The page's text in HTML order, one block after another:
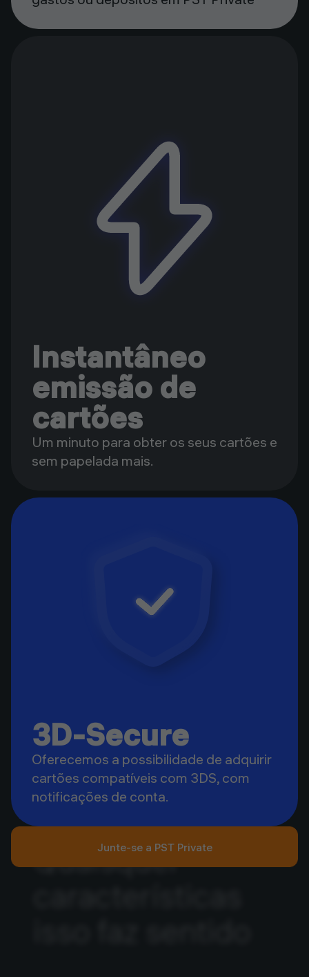
Instantâneo
emissão de
cartões
Um minuto para obter os seus cartões e
sem papelada mais.
3D-Secure
Oferecemos a possibilidade de adquirir
cartões compatíveis com 3DS, com
notificações de conta.
Junte-se a PST Private
Quaisquer